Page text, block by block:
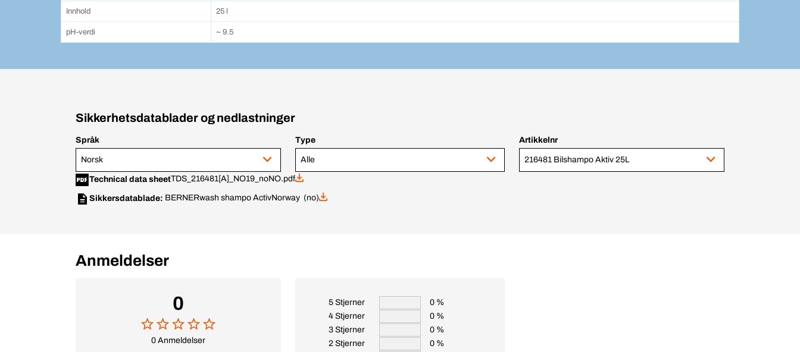
Innhold 25 l
pH-verdi ~ 9.5
Sikkerhetsdatablader og nedlastninger
Språk
Norsk
Type
Alle
Artikkelnr
216481 Bilshampo Aktiv 25L
Technical data sheetTDS_216481[A]_NO19_noNO.pdf
Sikkersdatablade: BERNERwash shampo ActivNorway (no)
Anmeldelser
0
0 Anmeldelser
5 Stjerner
0 %
4 Stjerner
0 %
3 Stjerner
0 %
2 Stjerner
0 %